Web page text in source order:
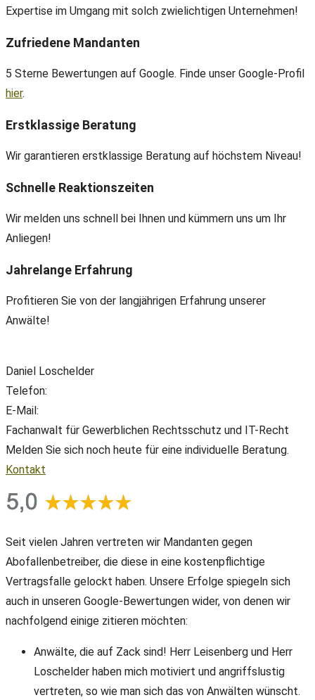
Expertise im Umgang mit solch zwielichtigen Unternehmen!
Zufriedene Mandanten
5 Sterne Bewertungen auf Google. Finde unser Google-Profil
hier.
Erstklassige Beratung
Wir garantieren erstklassige Beratung auf höchstem Niveau!
Schnelle Reaktionszeiten
Wir melden uns schnell bei Ihnen und kümmern uns um Ihr
Anliegen!
Jahrelange Erfahrung
Profitieren Sie von der langjährigen Erfahrung unserer
Anwälte!
Daniel Loschelder
Telefon:
E-Mail:
Fachanwalt für Gewerblichen Rechtsschutz und IT-Recht
Melden Sie sich noch heute für eine individuelle Beratung.
Kontakt
Seit vielen Jahren vertreten wir Mandanten gegen
Abofallenbetreiber, die diese in eine kostenpflichtige
Vertragsfalle gelockt haben. Unsere Erfolge spiegeln sich
auch in unseren Google-Bewertungen wider, von denen wir
nachfolgend einige zitieren möchten:
Anwälte, die auf Zack sind! Herr Leisenberg und Herr
Loschelder haben mich motiviert und angriffslustig
vertreten, so wie man sich das von Anwälten wünscht.